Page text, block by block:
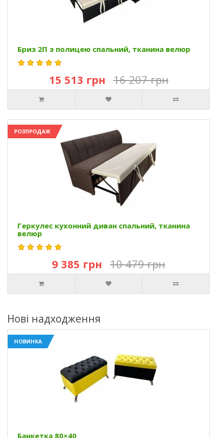
Бриз 2П з полицею спальний, тканина велюр
15 513 грн 16 207 грн
РОЗПРОДАЖ
Геркулес кухонний диван спальний, тканина
велюр
9 385 грн 10 479 грн
Нові надходження
НОВИНКА
Банкетка 80×40